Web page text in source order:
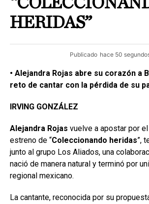
HERIDAS”
Publicado hace 50
• Alejandra Rojas abre su corazón a
reto de cantar con la pérdida de su
IRVING GONZÁLEZ
Alejandra Rojas vuelve a apostar por
estreno de “Coleccionando heridas”,
junto al grupo Los Aliados, una
nació de manera natural y terminó por
regional mexicano.
La cantante, reconocida por su